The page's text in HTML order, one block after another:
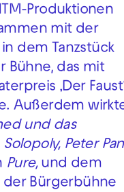
Produktionen
mit der
in dem Tanzstück
Bühne, das mit
‚Der Faust‘
Außerdem
und das
Solopoly, Peter Pan
Pure,und dem
Bürgerbühne